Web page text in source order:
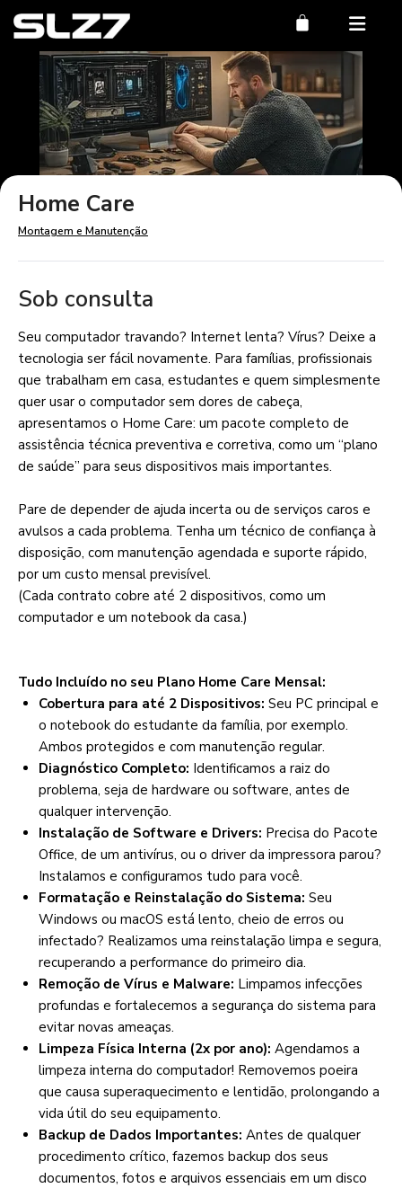
Home Care
Montagem e Manutenção
Sob consulta
Seu computador travando? Internet lenta? Vírus? Deixe a
tecnologia ser fácil novamente. Para famílias, profissionais
que trabalham em casa, estudantes e quem simplesmente
quer usar o computador sem dores de cabeça,
apresentamos o Home Care: um pacote completo de
assistência técnica preventiva e corretiva, como um “plano
de saúde” para seus dispositivos mais importantes.
Pare de depender de ajuda incerta ou de serviços caros e
avulsos a cada problema. Tenha um técnico de confiança à
disposição, com manutenção agendada e suporte rápido,
por um custo mensal previsível.
(Cada contrato cobre até 2 dispositivos, como um
computador e um notebook da casa.)
Tudo Incluído no seu Plano Home Care Mensal:
Cobertura para até 2 Dispositivos: Seu PC principal e
o notebook do estudante da família, por exemplo.
Ambos protegidos e com manutenção regular.
Diagnóstico Completo: Identificamos a raiz do
problema, seja de hardware ou software, antes de
qualquer intervenção.
Instalação de Software e Drivers: Precisa do Pacote
Office, de um antivírus, ou o driver da impressora parou?
Instalamos e configuramos tudo para você.
Formatação e Reinstalação do Sistema: Seu
Windows ou macOS está lento, cheio de erros ou
infectado? Realizamos uma reinstalação limpa e segura,
recuperando a performance do primeiro dia.
Remoção de Vírus e Malware: Limpamos infecções
profundas e fortalecemos a segurança do sistema para
evitar novas ameaças.
Limpeza Física Interna (2x por ano): Agendamos a
limpeza interna do computador! Removemos poeira
que causa superaquecimento e lentidão, prolongando a
vida útil do seu equipamento.
Backup de Dados Importantes: Antes de qualquer
procedimento crítico, fazemos backup dos seus
documentos, fotos e arquivos essenciais em um disco